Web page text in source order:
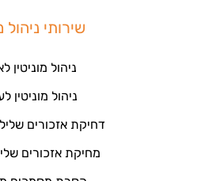
שירותי ניהול
ניהול מוניטין
ניהול מוניטין
דחיקת אזכורים
מחיקת אזכורים